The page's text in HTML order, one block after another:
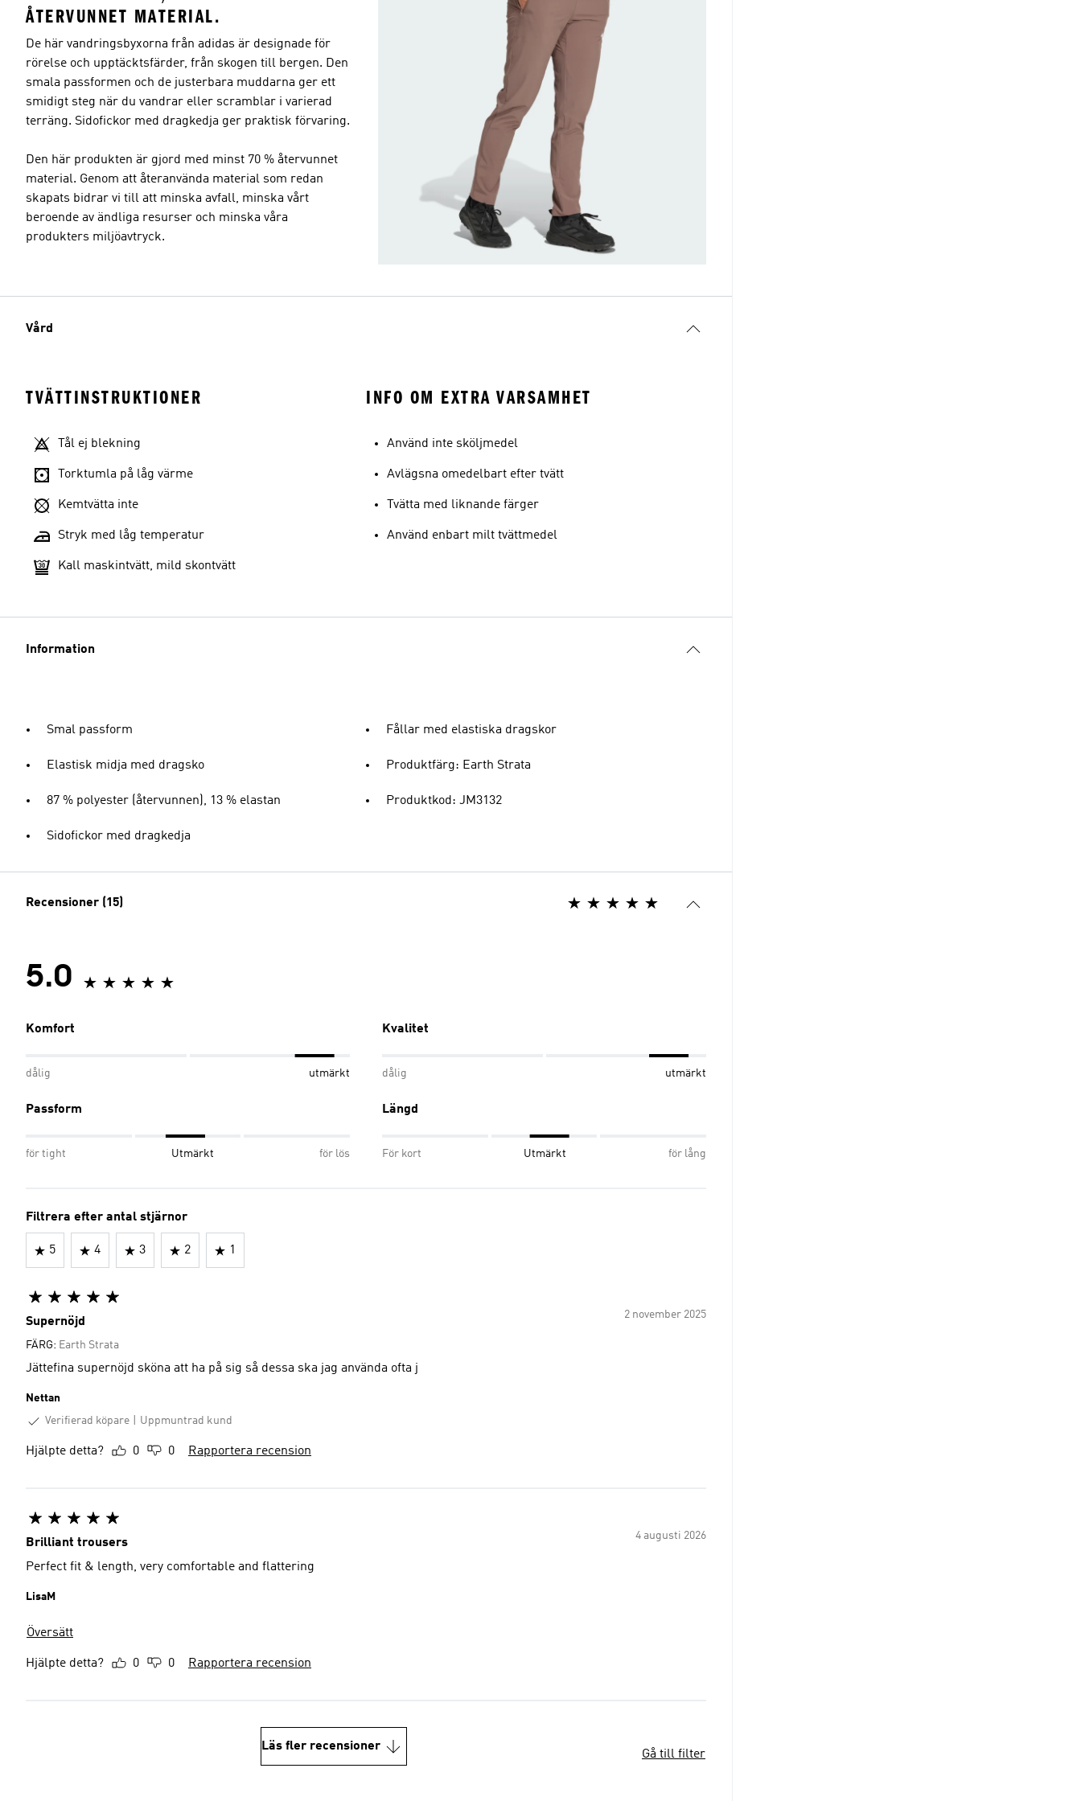
ÅTERVUNNET MATERIAL.
De här vandringsbyxorna från adidas är designade för
rörelse och upptäcktsfärder, från skogen till bergen. Den
smala passformen och de justerbara muddarna ger ett
smidigt steg när du vandrar eller scramblar i varierad
terräng. Sidofickor med dragkedja ger praktisk förvaring.
Den här produkten är gjord med minst 70 % återvunnet
material. Genom att återanvända material som redan
skapats bidrar vi till att minska avfall, minska vårt
beroende av ändliga resurser och minska våra
produkters miljöavtryck.
Vård
TVÄTTINSTRUKTIONER
Tål ej blekning
Torktumla på låg värme
Kemtvätta inte
Stryk med låg temperatur
Kall maskintvätt, mild skontvätt
INFO OM EXTRA VARSAMHET
Använd inte sköljmedel
Avlägsna omedelbart efter tvätt
Tvätta med liknande färger
Använd enbart milt tvättmedel
Information
Smal passform
Elastisk midja med dragsko
87 % polyester (återvunnen), 13 % elastan
Sidofickor med dragkedja
Fållar med elastiska dragskor
Produktfärg: Earth Strata
Produktkod: JM3132
Recensioner (15)
5.0
Komfort
dålig utmärkt
Kvalitet
dålig utmärkt
Passform
för tight Utmärkt för lös
Längd
För kort Utmärkt för lång
Filtrera efter antal stjärnor
5 4 3 2 1
2 november 2025
Supernöjd
FÄRG: Earth Strata
Jättefina supernöjd sköna att ha på sig så dessa ska jag använda ofta j
Nettan
Verifierad köpare
Uppmuntrad kund
Hjälpte detta? 0 0 Rapportera recension
4 augusti 2026
Brilliant trousers
Perfect fit & length, very comfortable and flattering
LisaM
Översätt
Hjälpte detta? 0 0 Rapportera recension
Läs fler recensioner
Gå till filter